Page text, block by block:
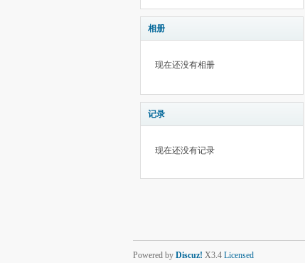
相册
现在还没有相册
记录
现在还没有记录
Powered by Discuz! X3.4 Licensed